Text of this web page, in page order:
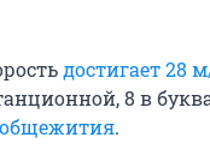
достигает 28
8 в
.